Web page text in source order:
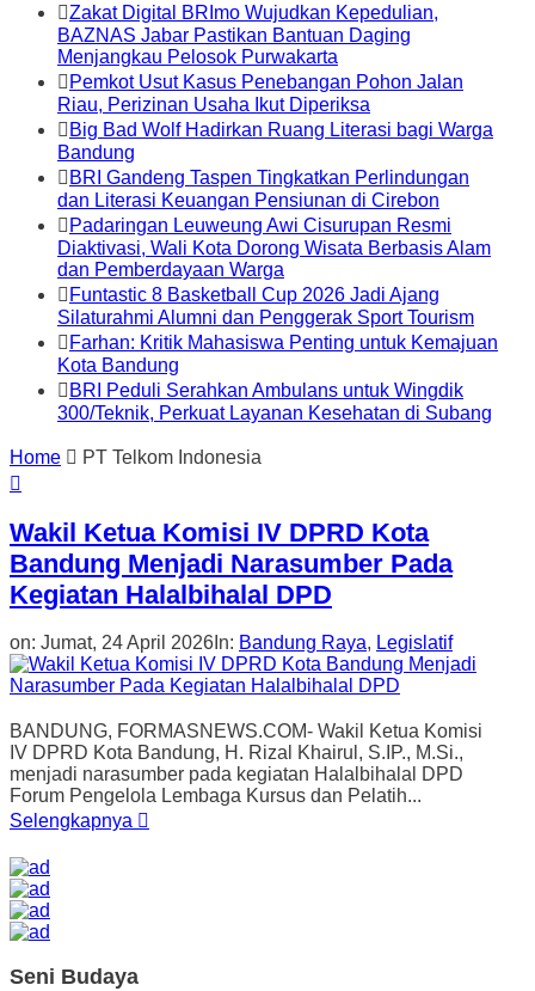
Zakat Digital BRImo Wujudkan Kepedulian,
BAZNAS Jabar Pastikan Bantuan Daging
Menjangkau Pelosok Purwakarta
Pemkot Usut Kasus Penebangan Pohon Jalan
Riau, Perizinan Usaha Ikut Diperiksa
Big Bad Wolf Hadirkan Ruang Literasi bagi Warga
Bandung
BRI Gandeng Taspen Tingkatkan Perlindungan
dan Literasi Keuangan Pensiunan di Cirebon
Padaringan Leuweung Awi Cisurupan Resmi
Diaktivasi, Wali Kota Dorong Wisata Berbasis Alam
dan Pemberdayaan Warga
Funtastic 8 Basketball Cup 2026 Jadi Ajang
Silaturahmi Alumni dan Penggerak Sport Tourism
Farhan: Kritik Mahasiswa Penting untuk Kemajuan
Kota Bandung
BRI Peduli Serahkan Ambulans untuk Wingdik
300/Teknik, Perkuat Layanan Kesehatan di Subang
Home PT Telkom Indonesia
Wakil Ketua Komisi IV DPRD Kota
Bandung Menjadi Narasumber Pada
Kegiatan Halalbihalal DPD
on: Jumat, 24 April 2026 In: Bandung Raya, Legislatif
BANDUNG, FORMASNEWS.COM- Wakil Ketua Komisi
IV DPRD Kota Bandung, H. Rizal Khairul, S.IP., M.Si.,
menjadi narasumber pada kegiatan Halalbihalal DPD
Forum Pengelola Lembaga Kursus dan Pelatih...
Selengkapnya
Seni Budaya